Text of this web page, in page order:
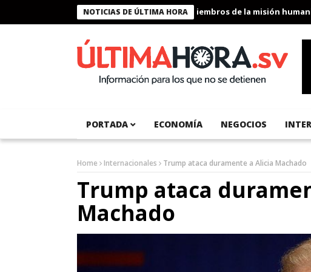
NOTICIAS DE ÚLTIMA HORA
Presidente Bukele condecora a miembros de la misión
PORTADA ECONOMÍA NEGOCIOS
Home Internacionales Trump ataca duramente a Alicia Machado
Trump ataca
Machado